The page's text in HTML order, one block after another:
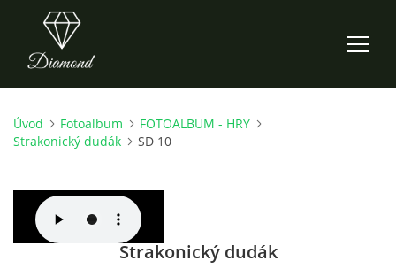
ÚVOD
O NÁS
Úvod Fotoalbum
FOTOALBUM - HRY
Strakonický dudák
SD 10
Strakonický dudák